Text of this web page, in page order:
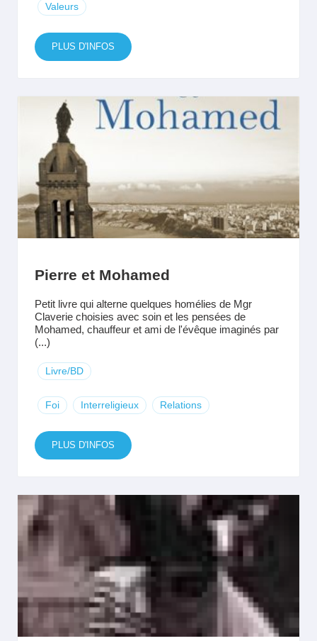
Valeurs
PLUS D'INFOS
Pierre et Mohamed
Petit livre qui alterne quelques homélies de Mgr
Claverie choisies avec soin et les pensées de
Mohamed, chauffeur et ami de l'évêque imaginés par
(...)
Livre/BD
Foi Interreligieux Relations
PLUS D'INFOS